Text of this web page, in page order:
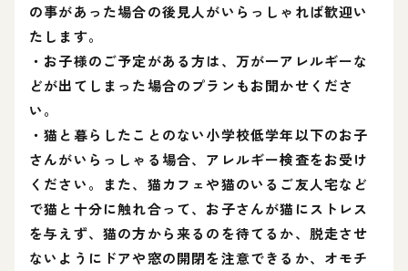
の事があった場合の後見人がいらっしゃれば歓迎い
たします。
・お子様のご予定がある方は、万が一アレルギーな
どが出てしまった場合のプランもお聞かせくださ
い。
・猫と暮らしたことのない小学校低学年以下のお子
さんがいらっしゃる場合、アレルギー検査をお受け
ください。また、猫カフェや猫のいるご友人宅など
で猫と十分に触れ合って、お子さんが猫にストレス
を与えず、猫の方から来るのを待てるか、脱走させ
ないようにドアや窓の開閉を注意できるか、オモチ